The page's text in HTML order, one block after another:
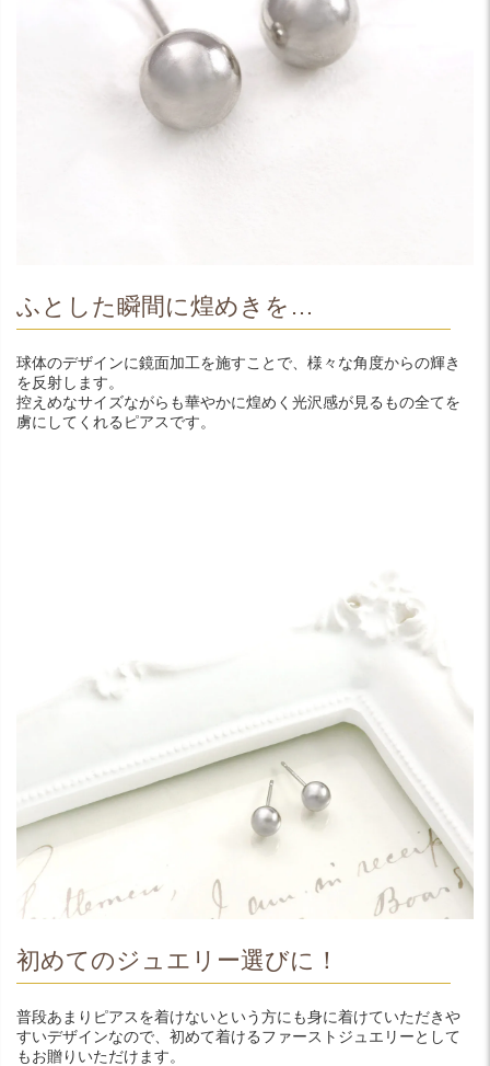
ふとした瞬間に煌めきを…
球体のデザインに鏡面加工を施すことで、様々な角度からの輝き
を反射します。
控えめなサイズながらも華やかに煌めく光沢感が見るもの全てを
虜にしてくれるピアスです。
初めてのジュエリー選びに！
普段あまりピアスを着けないという方にも身に着けていただきや
すいデザインなので、初めて着けるファーストジュエリーとして
もお贈りいただけます。